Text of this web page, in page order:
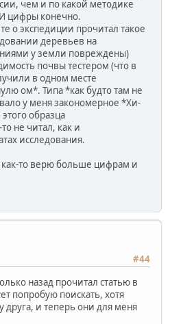
чем и по какой методике
цифры конечно.
о экспедиции прочитал такое
деревьев на
у земли повреждены)
почвы тестером (что в
в одном месте
ом*. Типа *как будто там не
у меня закономерное *Хи-
образца
не читал, как и
исследования.
как-то верю больше цифрам и
#44
назад прочитал статью в
попробую поискать, хотя
друга, и теперь они для меня